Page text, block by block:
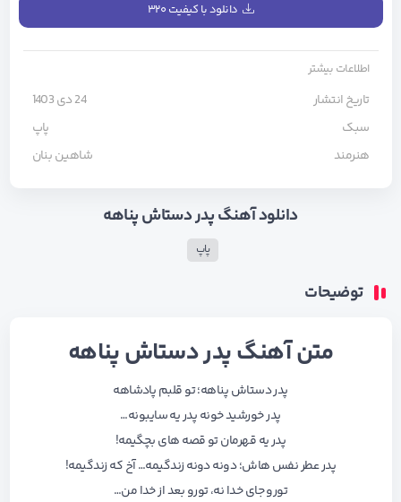
دانلود با کیفیت ۳۲۰
اطلاعات بیشتر
تاریخ انتشار
24 دی 1403
سبک
پاپ
هنرمند
شاهین بنان
دانلود آهنگ پدر دستاش پناهه
پاپ
توضیحات
متن آهنگ پدر دستاش پناهه
پدر دستاش پناهه؛ تو قلبم پادشاهه
پدر خورشید خونه پدر یه سایبونه…
پدر یه قهرمان تو قصه های بچگیمه!
پدر عطر نفس هاش؛ دونه دونه زندگیمه… آخ که زندگیمه!
تورو جای خدا نه، تورو بعد از خدا من…